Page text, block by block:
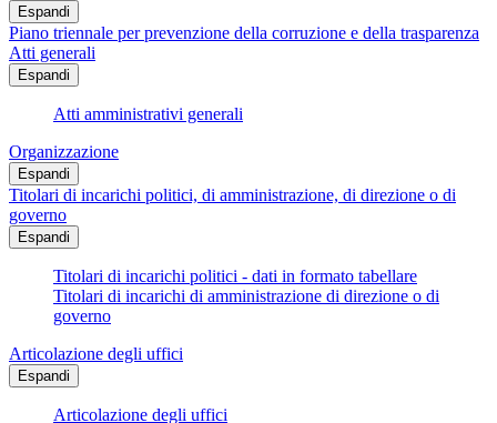
Espandi
Piano triennale per prevenzione della corruzione e della trasparenza
Atti generali
Espandi
Atti amministrativi generali
Organizzazione
Espandi
Titolari di incarichi politici, di amministrazione, di direzione o di
governo
Espandi
Titolari di incarichi politici - dati in formato tabellare
Titolari di incarichi di amministrazione di direzione o di
governo
Articolazione degli uffici
Espandi
Articolazione degli uffici